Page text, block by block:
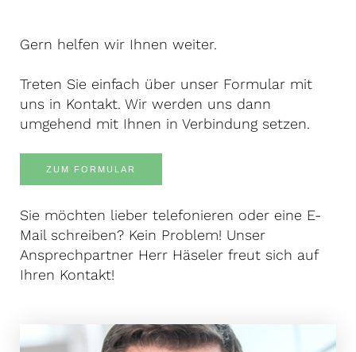
Gern helfen wir Ihnen weiter.
Treten Sie einfach über unser Formular mit
uns in Kontakt. Wir werden uns dann
umgehend mit Ihnen in Verbindung setzen.
ZUM FORMULAR
Sie möchten lieber telefonieren oder eine E-
Mail schreiben? Kein Problem! Unser
Ansprechpartner Herr Häseler freut sich auf
Ihren Kontakt!